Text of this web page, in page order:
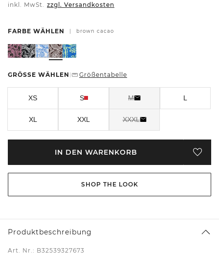
inkl. MwSt. zzgl. Versandkosten
FARBE WÄHLEN brown cacao
GRÖSSE WÄHLEN Größentabelle
XS S M L
XL XXL XXXL
IN DEN WARENKORB
SHOP THE LOOK
Produktbeschreibung
Art. Nr.: B32539327673